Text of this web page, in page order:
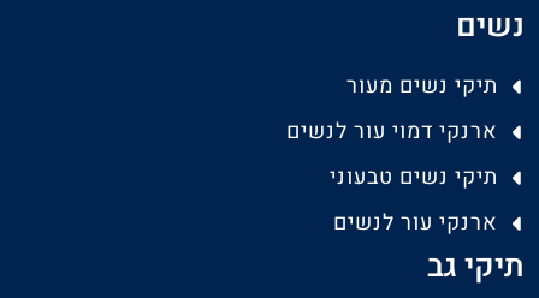
נשים
תיקי נשים מעור
ארנקי דמוי עור לנשים
תיקי נשים טבעוני
ארנקי עור לנשים
תיקי גב